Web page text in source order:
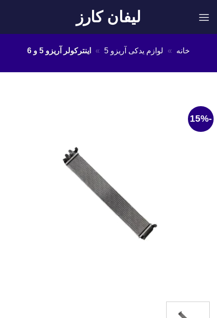
لیفان کارز
خانه » لوازم یدکی آریزو 5 » اینترکولر آریزو 5 و 6
-15%